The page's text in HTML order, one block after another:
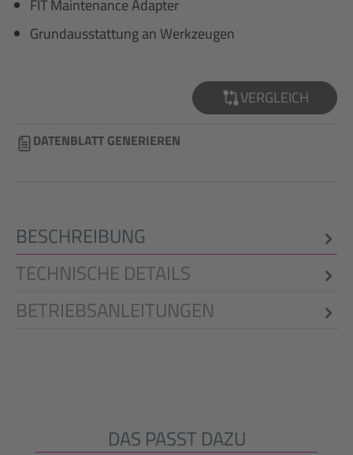
FIT Maintenance Adapter
Grundausstattung an Werkzeugen
VERGLEICH
DATENBLATT GENERIEREN
BESCHREIBUNG
TECHNISCHE DETAILS
BETRIEBSANLEITUNGEN
Produktgalerie überspringen
DAS PASST DAZU